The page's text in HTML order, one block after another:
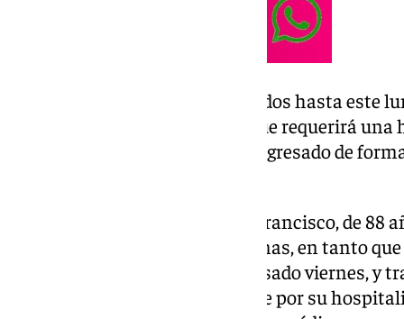
Así, todos los exámenes realizados hasta este
un «cuadro clínico complejo» que requerirá
que el pontífice permanecerá ingresado de
La enfermedad ha impedido a Francisco, de
su agenda en las últimas semanas, en tanto
discursos. En la mañana del pasado viernes, y
Roberto Fico, se optó finalmente por su